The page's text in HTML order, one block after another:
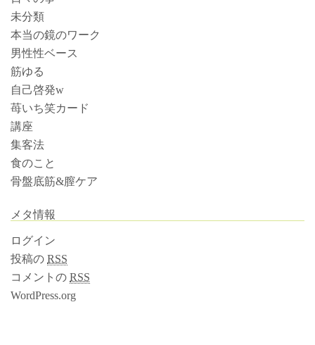
未分類
本当の鏡のワーク
男性性ベース
筋ゆる
自己啓発w
苺いち笑カード
講座
集客法
食のこと
骨盤底筋&膣ケア
メタ情報
ログイン
投稿の RSS
コメントの RSS
WordPress.org